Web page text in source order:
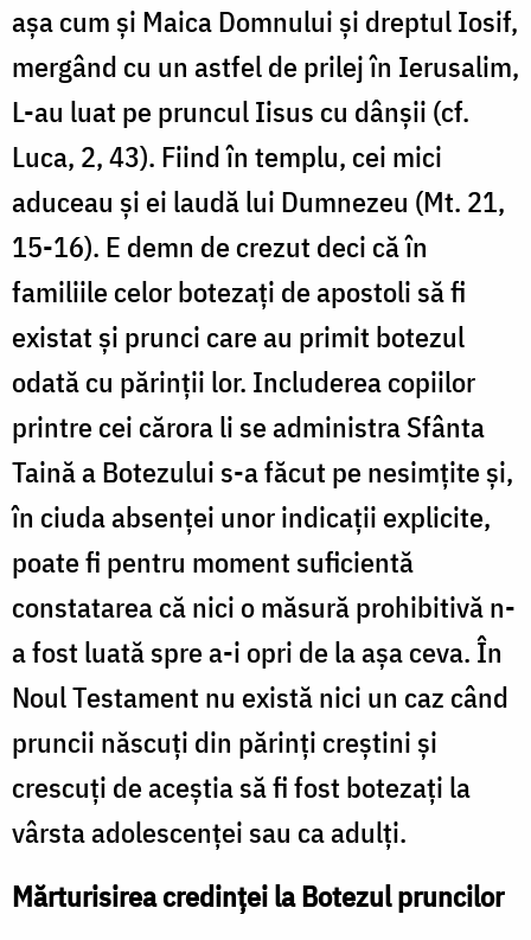
așa cum și Maica Domnului și dreptul Iosif,
mergând cu un astfel de prilej în Ierusalim,
L-au luat pe pruncul Iisus cu dânșii (cf.
Luca, 2, 43). Fiind în templu, cei mici
aduceau și ei laudă lui Dumnezeu (Mt. 21,
15-16). E demn de crezut deci că în
familiile celor botezați de apostoli să fi
existat și prunci care au primit botezul
odată cu părinții lor. Includerea copiilor
printre cei cărora li se administra Sfânta
Taină a Botezului s-a făcut pe nesimțite și,
în ciuda absenței unor indicații explicite,
poate fi pentru moment suficientă
constatarea că nici o măsură prohibitivă n-
a fost luată spre a-i opri de la așa ceva. În
Noul Testament nu există nici un caz când
pruncii născuți din părinți creștini și
crescuți de aceștia să fi fost botezați la
vârsta adolescenței sau ca adulți.
Mărturisirea credinței la Botezul pruncilor